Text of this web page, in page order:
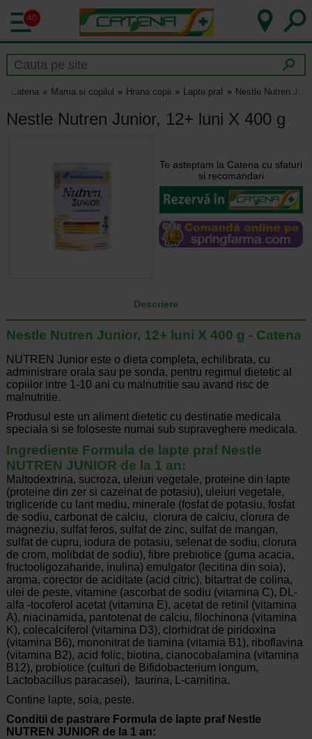
40
Catena Mama si copilul Hrana copii Lapte praf Nestle Nutren
Nestle Nutren Junior, 12+ luni X 400 g
Te asteptam la Catena cu sfaturi
si recomandari
Descriere
Nestle Nutren Junior, 12+ luni X 400 g - Catena
NUTREN Junioreste o dieta completa, echilibrata, cu
administrare orala sau pe sonda, pentru regimul dietetic al
copiilor intre 1-10 ani cu malnutritie sau avand risc de
malnutritie.
Produsul este un aliment dietetic cu destinatie medicala
speciala si se foloseste numai sub supraveghere medicala.
Ingrediente Formula de lapte praf Nestle
NUTREN JUNIOR de la 1 an:
Maltodextrina, sucroza, uleiuri vegetale, proteine din lapte
(proteine din zer si cazeinat de potasiu), uleiuri vegetale,
trigliceride cu lant mediu, minerale (fosfat de potasiu, fosfat
de sodiu, carbonat de calciu, clorura de calciu, clorura de
magneziu, sulfat feros, sulfat de zinc, sulfat de mangan,
sulfat de cupru, iodura de potasiu, selenat de sodiu, clorura
de crom, molibdat de sodiu), fibre prebiotice (guma acacia,
fructooligozaharide, inulina) emulgator (lecitina din soia),
aroma, corector de aciditate (acid citric), bitartrat de colina,
ulei de peste, vitamine (ascorbat de sodiu (vitamina C), DL-
alfa -tocoferol acetat (vitamina E), acetat de retinil (vitamina
A), niacinamida, pantotenat de calciu, filochinona (vitamina
K), colecalciferol (vitamina D3), clorhidrat de piridoxina
(vitamina B6), mononitrat de tiamina (vitamia B1), riboflavina
(vitamina B2), acid folic, biotina, cianocobalamina (vitamina
B12), probiotice (culturi de Bifidobacterium longum,
Lactobacillus paracasei), taurina, L-carnitina.
Contine lapte, soia, peste.
Conditii de pastrare Formula de lapte praf Nestle
NUTREN JUNIOR de la 1 an: